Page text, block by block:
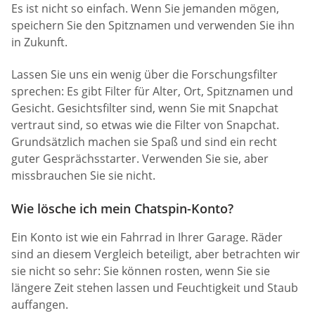
Es ist nicht so einfach. Wenn Sie jemanden mögen,
speichern Sie den Spitznamen und verwenden Sie ihn
in Zukunft.
Lassen Sie uns ein wenig über die Forschungsfilter
sprechen: Es gibt Filter für Alter, Ort, Spitznamen und
Gesicht. Gesichtsfilter sind, wenn Sie mit Snapchat
vertraut sind, so etwas wie die Filter von Snapchat.
Grundsätzlich machen sie Spaß und sind ein recht
guter Gesprächsstarter. Verwenden Sie sie, aber
missbrauchen Sie sie nicht.
Wie lösche ich mein Chatspin-Konto?
Ein Konto ist wie ein Fahrrad in Ihrer Garage. Räder
sind an diesem Vergleich beteiligt, aber betrachten wir
sie nicht so sehr: Sie können rosten, wenn Sie sie
längere Zeit stehen lassen und Feuchtigkeit und Staub
auffangen.